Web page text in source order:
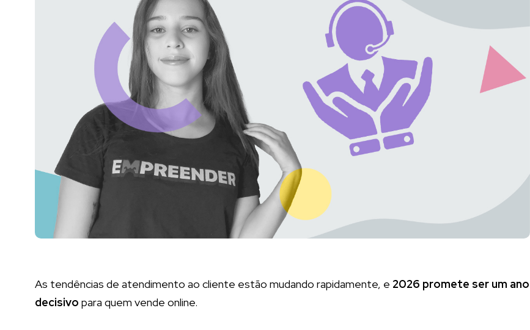
As tendências de atendimento ao cliente estão mudando rapidamente, e 2026 promete ser um ano
decisivo para quem vende online.